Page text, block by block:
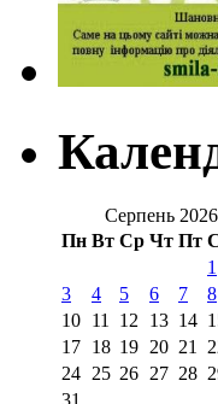
Серпень 2026
Пн Вт Ср Чт Пт
1
3
4 5 6 7 8
10 11 12 13 14
17 18 19 20 21
24 25 26 27 28